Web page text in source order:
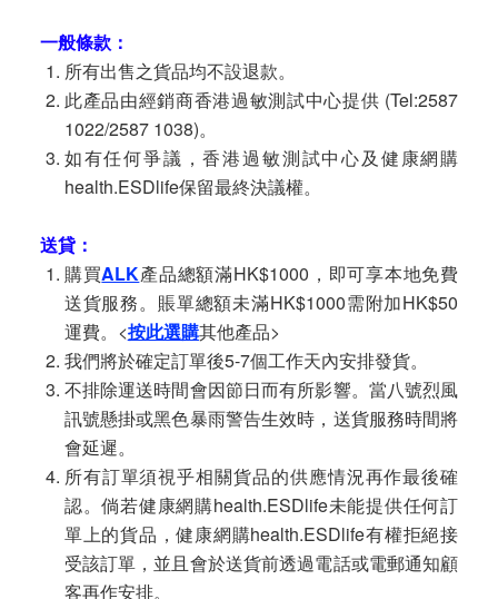
一般條款：
所有出售之貨品均不設退款。
此產品由經銷商香港過敏測試中心提供 (Tel:2587
1022/2587 1038)。
如有任何爭議，香港過敏測試中心及健康網購
health.ESDlife保留最終決議權。
送貸：
購買ALK產品總額滿HK$1000，即可享本地免費
送貨服務。賬單總額未滿HK$1000需附加HK$50
運費。<按此選購其他產品>
我們將於確定訂單後5-7個工作天內安排發貨。
不排除運送時間會因節日而有所影響。當八號烈風
訊號懸掛或黑色暴雨警告生效時，送貨服務時間將
會延遲。
所有訂單須視乎相關貨品的供應情況再作最後確
認。倘若健康網購health.ESDlife未能提供任何訂
單上的貨品，健康網購health.ESDlife有權拒絕接
受該訂單，並且會於送貨前透過電話或電郵通知顧
客再作安排。